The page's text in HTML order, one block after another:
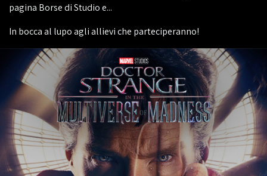
pagina Borse di Studio e...
In bocca al lupo agli allievi che parteciperanno!